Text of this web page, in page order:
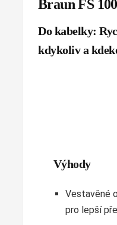
Braun FS
Do kabelky:
kdykoliv a
Výhody
Vestavěné
pro lepší